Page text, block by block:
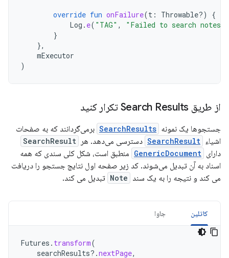
override fun onFailure(t : Throwable?)
{
Log . e( "TAG" ,
"Failed to search notes
}
},
mExecutor
)
از طریق Search Results تکرار کنید
جستجوها یک نمونه SearchResults برمی‌گردانند که به صفحات
اشیاء SearchResult دسترسی می‌دهد. هر SearchResult
دارای GenericDocument منطبق است، شکل کلی سندی که همه
اسناد به آن تبدیل می‌شوند. کد زیر صفحه اول نتایج جستجو را دریافت
می کند و نتیجه را به یک سند Note تبدیل می کند.
کاتلین جاوا
Futures . transform(
searchResults?.nextPage,